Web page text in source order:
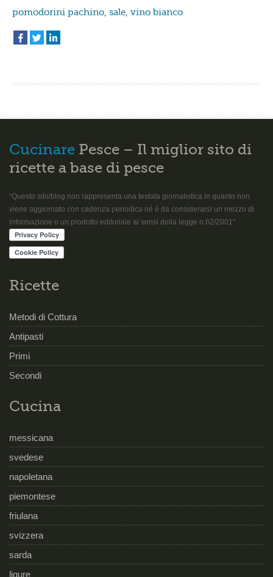
pomodorini pachino, sale, vino bianco
Cucinare Pesce – Il miglior sito di
ricette a base di pesce
“Questo sito/blog non rappresenta una testata giornalistica in quanto non
viene aggiornato con cadenza periodica né è da considerarsi un mezzo di
informazione o un prodotto editoriale ai sensi della legge n.62/2001”
Ricette
Metodi di Cottura
Antipasti
Primi
Secondi
Cucina
messicana
svedese
napoletana
piemontese
friulana
svizzera
sarda
ligure